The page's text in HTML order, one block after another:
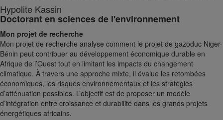
Hypolite Kassin
Doctorant en sciences de l'environnement
Mon projet de recherche
Mon projet de recherche analyse comment le projet de gazoduc Niger-
Bénin peut contribuer au développement économique durable en
Afrique de l’Ouest tout en limitant les impacts du changement
climatique. À travers une approche mixte, il évalue les retombées
économiques, les risques environnementaux et les stratégies
d’atténuation possibles. L’objectif est de proposer un modèle
d’intégration entre croissance et durabilité dans les grands projets
énergétiques africains.